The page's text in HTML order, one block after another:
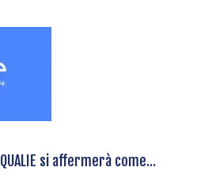
si affermerà come...